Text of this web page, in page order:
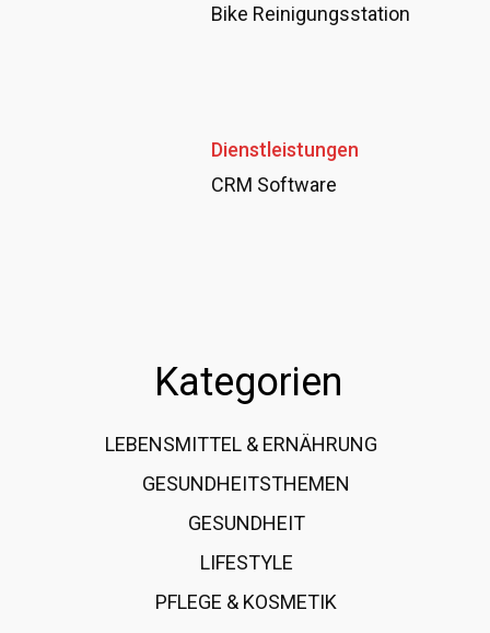
Bike Reinigungsstation
Dienstleistungen
CRM Software
Kategorien
LEBENSMITTEL & ERNÄHRUNG
GESUNDHEITSTHEMEN
GESUNDHEIT
LIFESTYLE
PFLEGE & KOSMETIK